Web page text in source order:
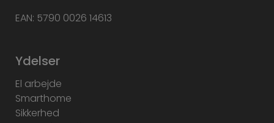
EAN: 5790 0026 14613
Ydelser
El arbejde
Smarthome
Sikkerhed